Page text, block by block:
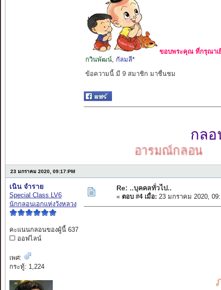
ขอบพระคุณ ที่กรุณาเ
กวินพัฒน์, กัลมลี*
ข้อความนี้ มี 9 สมาชิก มาชื่นชม
กลอ
อารมณ์กลอน
23 มกราคม 2020, 09:17:PM
เนิน จำราย
Special Class LV6
นักกลอนเอกแห่งวังหลวง
คะแนนกลอนของผู้นี้ 637
ออฟไลน์
เพศ:
กระทู้: 1,224
Re: ..บุคคลทั่วไป..
« ตอบ #4 เมื่อ: 23 มกราคม 2020,